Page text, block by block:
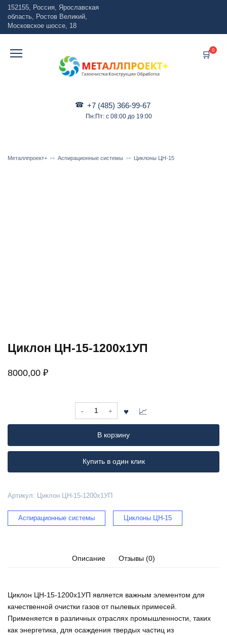
Перейти
содержанию
152155, Россия, Ярославская
область, Ростов Великий,
Московское шоссе, 18
+7 (485) 366-99-67
Пн:Пт: с 08:00 до 19:00
0
Металлпроект+ Аспирационные системы Циклоны ЦН-15
Циклон ЦН-15-1200х1УП
8000,00 ₽
Количество
товара
ЦН-15-
1200х1УП
В корзину
Купить в один клик
Артикул: Циклон ЦН-15-1200х1УП
Аспирационные системы Циклоны ЦН-15
Описание Отзывы (0)
Циклон ЦН-15-1200х1УП является важным элементом для
качественной очистки газов от пылевых примесей.
Применяется в различных отраслях промышленности, таких
как энергетика, для осаждения твердых частиц из